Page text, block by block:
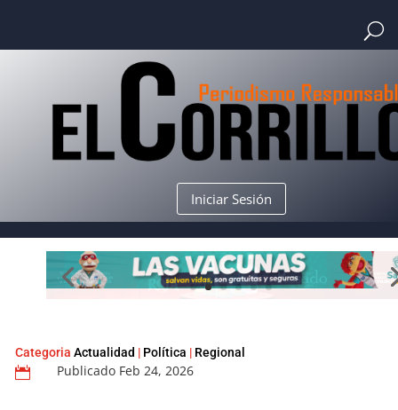
Iniciar Sesión
 Publicado Feb 24, 2026